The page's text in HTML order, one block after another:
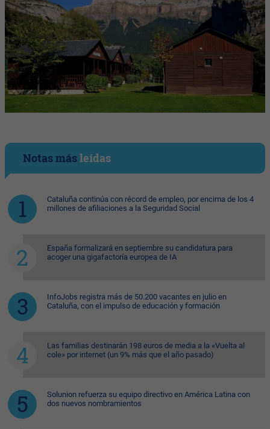
Notas másleídas
Cataluña continúa con récord de empleo, por encima de los 4
millones de afiliaciones a la Seguridad Social
España formalizará en septiembre su candidatura para
acoger una gigafactoría europea de IA
InfoJobs registra más de 50.200 vacantes en julio en
Cataluña, con el impulso de educación y formación
Las familias destinarán 198 euros de media a la «Vuelta al
cole» por internet (un 9% más que el año pasado)
Solunion refuerza su equipo directivo en América Latina con
dos nuevos nombramientos